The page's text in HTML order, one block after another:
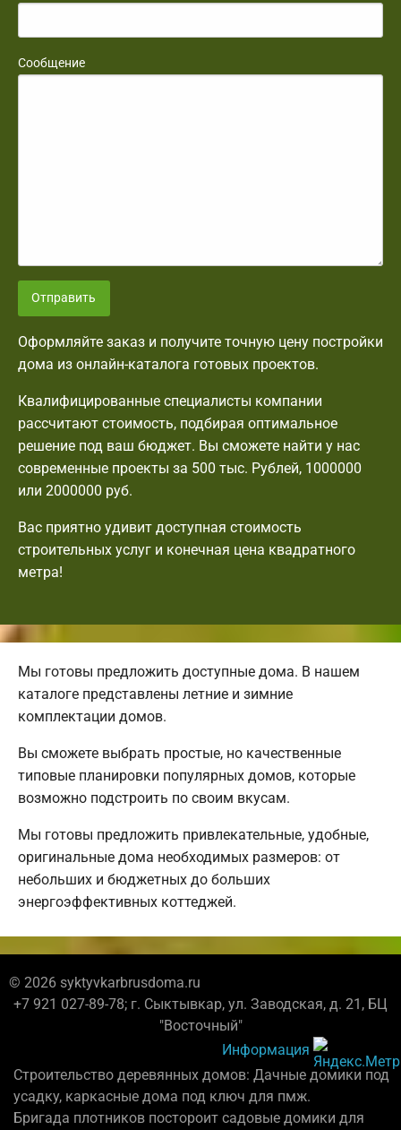
Сообщение
Отправить
Оформляйте заказ и получите точную цену постройки
дома из онлайн-каталога готовых проектов.
Квалифицированные специалисты компании
рассчитают стоимость, подбирая оптимальное
решение под ваш бюджет. Вы сможете найти у нас
современные проекты за 500 тыс. Рублей, 1000000
или 2000000 руб.
Вас приятно удивит доступная стоимость
строительных услуг и конечная цена квадратного
метра!
Мы готовы предложить доступные дома. В нашем
каталоге представлены летние и зимние
комплектации домов.
Вы сможете выбрать простые, но качественные
типовые планировки популярных домов, которые
возможно подстроить по своим вкусам.
Мы готовы предложить привлекательные, удобные,
оригинальные дома необходимых размеров: от
небольших и бюджетных до больших
энергоэффективных коттеджей.
© 2026 syktyvkarbrusdoma.ru
+7 921 027-89-78; г. Сыктывкар, ул. Заводская, д. 21, БЦ
"Восточный"
Информация
Строительство деревянных домов: Дачные домики под
усадку, каркасные дома под ключ для пмж.
Бригада плотников постороит садовые домики для